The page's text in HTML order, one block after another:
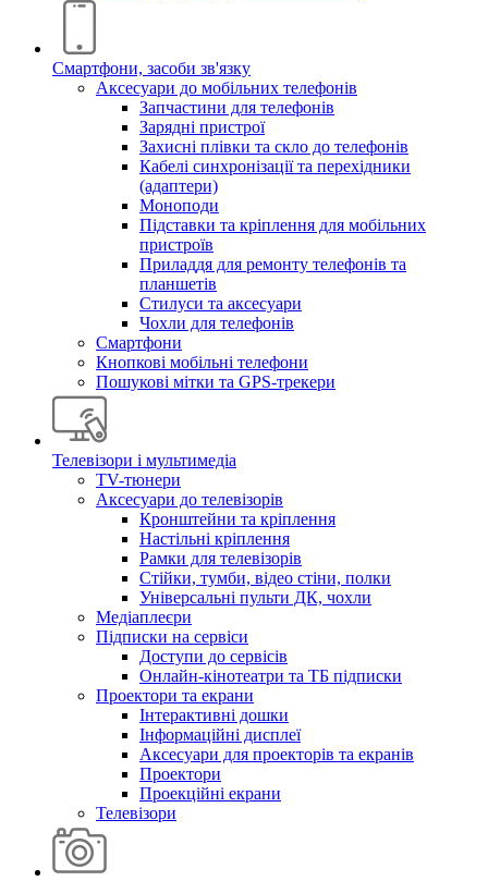
Смартфони, засоби зв'язку
Аксесуари до мобільних телефонів
Запчастини для телефонів
Зарядні пристрої
Захисні плівки та скло до телефонів
Кабелі синхронізації та перехідники
(адаптери)
Моноподи
Підставки та кріплення для мобільних
пристроїв
Приладдя для ремонту телефонів та
планшетів
Стилуси та аксесуари
Чохли для телефонів
Смартфони
Кнопкові мобільні телефони
Пошукові мітки та GPS-трекери
Телевізори і мультимедіа
TV-тюнери
Аксесуари до телевізорів
Кронштейни та кріплення
Настільні кріплення
Рамки для телевізорів
Стійки, тумби, відео стіни, полки
Універсальні пульти ДК, чохли
Медіаплеєри
Підписки на сервіси
Доступи до сервісів
Онлайн-кінотеатри та ТБ підписки
Проектори та екрани
Інтерактивні дошки
Інформаційні дисплеї
Аксесуари для проекторів та екранів
Проектори
Проекційні екрани
Телевізори